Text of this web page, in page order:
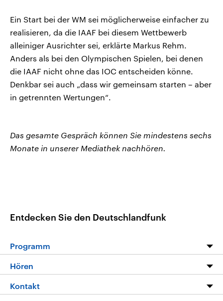
Ein Start bei der WM sei möglicherweise einfacher zu
realisieren, da die IAAF bei diesem Wettbewerb
alleiniger Ausrichter sei, erklärte Markus Rehm.
Anders als bei den Olympischen Spielen, bei denen
die IAAF nicht ohne das IOC entscheiden könne.
Denkbar sei auch „dass wir gemeinsam starten – aber
in getrennten Wertungen“.
Das gesamte Gespräch können Sie mindestens sechs
Monate in unserer Mediathek nachhören.
Entdecken Sie den Deutschlandfunk
Programm
Programm
Die Nachrichten
Hören
Livestream
Kontakt